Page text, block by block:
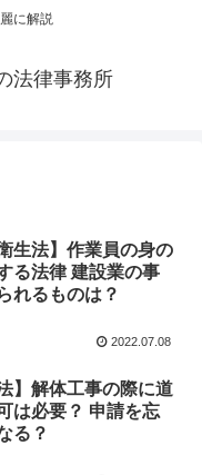
に解説
法律事務所
生法】作業員の身の
る法律 建設業の事
れるものは？
2022.07.08
】解体工事の際に道
は必要？ 申請を忘
る？